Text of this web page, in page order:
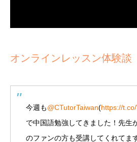
オンラインレッスン体験談
今週も@CTutorTaiwan(https://
で中国語勉強してきました！先生
のファンの方も受講してくれてま